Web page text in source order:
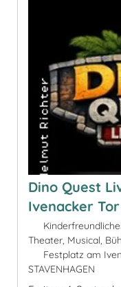
Dino Quest
Ivenacker
Theater, Musical,
Festplatz am
STAVENHAGEN